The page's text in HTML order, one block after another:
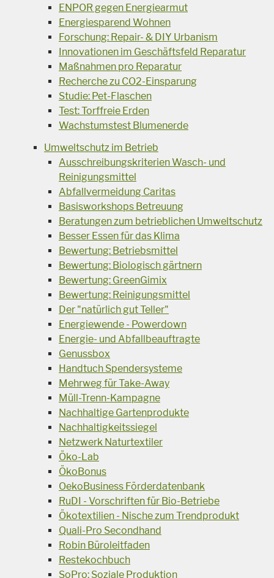
ENPOR gegen Energiearmut
Energiesparend Wohnen
Forschung: Repair- & DIY Urbanism
Innovationen im Geschäftsfeld Reparatur
Maßnahmen pro Reparatur
Recherche zu CO2-Einsparung
Studie: Pet-Flaschen
Test: Torffreie Erden
Wachstumstest Blumenerde
Umweltschutz im Betrieb
Ausschreibungskriterien Wasch- und
Reinigungsmittel
Abfallvermeidung Caritas
Basisworkshops Betreuung
Beratungen zum betrieblichen Umweltschutz
Besser Essen für das Klima
Bewertung: Betriebsmittel
Bewertung: Biologisch gärtnern
Bewertung: GreenGimix
Bewertung: Reinigungsmittel
Der "natürlich gut Teller"
Energiewende - Powerdown
Energie- und Abfallbeauftragte
Genussbox
Handtuch Spendersysteme
Mehrweg für Take-Away
Müll-Trenn-Kampagne
Nachhaltige Gartenprodukte
Nachhaltigkeitssiegel
Netzwerk Naturtextiler
Öko-Lab
ÖkoBonus
OekoBusiness Förderdatenbank
RuDI - Vorschriften für Bio-Betriebe
Ökotextilien - Nische zum Trendprodukt
Quali-Pro Secondhand
Robin Büroleitfaden
Restekochbuch
SoPro: Soziale Produktion